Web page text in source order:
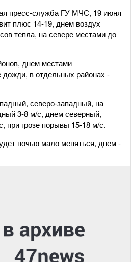
пресс-служба ГУ МЧС, 19 июня
плюс 14-19, днем воздух
тепла, на севере местами до
днем местами
дожди, в отдельных районах -
северо-западный, на
3-8 м/с, днем северный,
при грозе порывы 15-18 м/с.
ночью мало меняться, днем -